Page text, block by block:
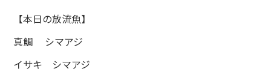
【本日の放流魚】
真鯛 シマアジ
イサキ シマアジ